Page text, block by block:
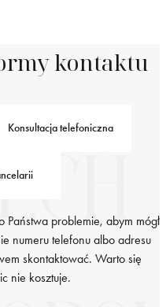
kontaktu
Konsultacja telefoniczna
problemie, abym mógł
numeru telefonu albo adresu
skontaktować. Warto się
nie kosztuje.